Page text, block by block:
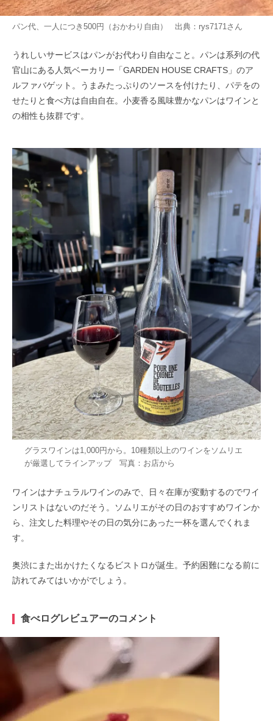
パン代、一人につき500円（おかわり自由） 出典： rys7171 さん
うれしいサービスはパンがお代わり自由なこと。パンは系列の代
官山にある人気ベーカリー「GARDEN HOUSE CRAFTS」のア
ルファバゲット。うまみたっぷりのソースを付けたり、パテをの
せたりと食べ方は自由自在。小麦香る風味豊かなパンはワインと
の相性も抜群です。
グラスワインは1,000円から。10種類以上のワインをソムリエ
が厳選してラインアップ 写真：お店から
ワインはナチュラルワインのみで、日々在庫が変動するのでワイ
ンリストはないのだそう。ソムリエがその日のおすすめワインか
ら、注文した料理やその日の気分にあった一杯を選んでくれま
す。
奥渋にまた出かけたくなるビストロが誕生。予約困難になる前に
訪れてみてはいかがでしょう。
食べログレビュアーのコメント